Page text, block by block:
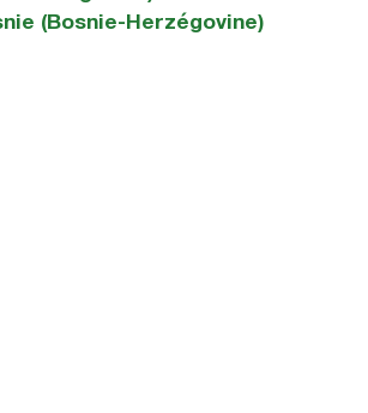
(Bosnie-Herzégovine)